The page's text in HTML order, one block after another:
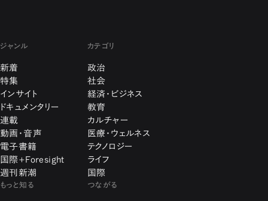
ジャンル
新着
特集
インサイト
ドキュメンタリー
連載
動画・音声
電子書籍
国際+Foresight
週刊新潮
カテゴリ
政治
社会
経済・ビジネス
教育
カルチャー
医療・ウェルネス
テクノロジー
ライフ
国際
もっと知る つながる